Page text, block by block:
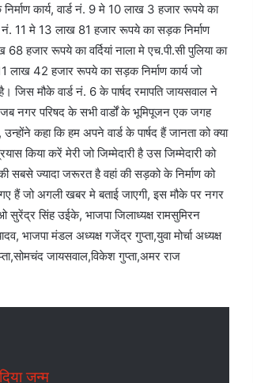
कार्य, वार्ड नं. 9 मे 10 लाख 3 हजार रूपये का
नं. 11 मे 13 लाख 81 हजार रूपये का सड़क निर्माण
हजार रूपये का वर्दियां नाला मे एच.पी.सी पुलिया का
लाख 42 हजार रूपये का सड़क निर्माण कार्य जो
मौके वार्ड नं. 6 के पार्षद रमापति जायसवाल ने
नगर परिषद के सभी वार्डों के भूमिपूजन एक जगह
कहा कि हम अपने वार्ड के पार्षद हैं जानता को क्या
किया करें मेरी जो जिम्मेदारी है उस जिम्मेदारी को
सबसे ज्यादा जरूरत है वहां की सड़को के निर्माण को
हैं जो अगली खबर मे बताई जाएगी, इस मौके पर नगर
सुरेंद्र सिंह उईके, भाजपा जिलाध्यक्ष रामसुमिरन
भाजपा मंडल अध्यक्ष गजेंद्र गुप्ता,युवा मोर्चा अध्यक्ष
जायसवाल,विकेश गुप्ता,अमर राज
जन्म